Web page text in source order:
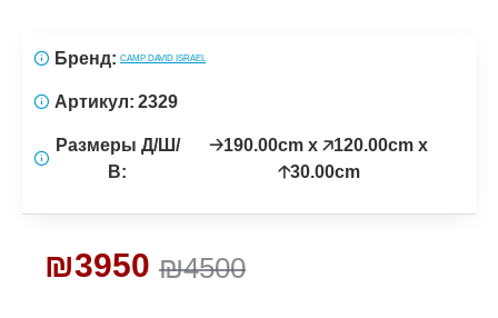
₪4500
₪3950
Бренд: CAMP DAVID ISRAEL
Артикул: 2329
Размеры Д/Ш/
В:
🡢190.00cm x 🡥120.00cm x
🡡30.00cm